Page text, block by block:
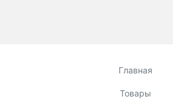
Главная
Товары